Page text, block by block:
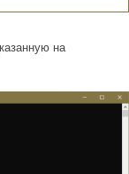
на